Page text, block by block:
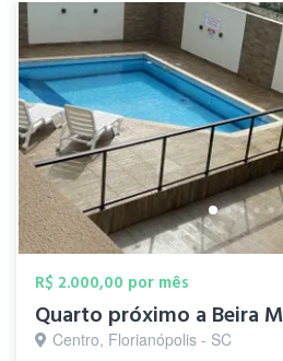
R$ 2.000,00 por mês
Quarto próximo a Beira
Centro, Florianópolis - SC